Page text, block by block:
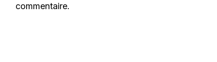
commentaire.